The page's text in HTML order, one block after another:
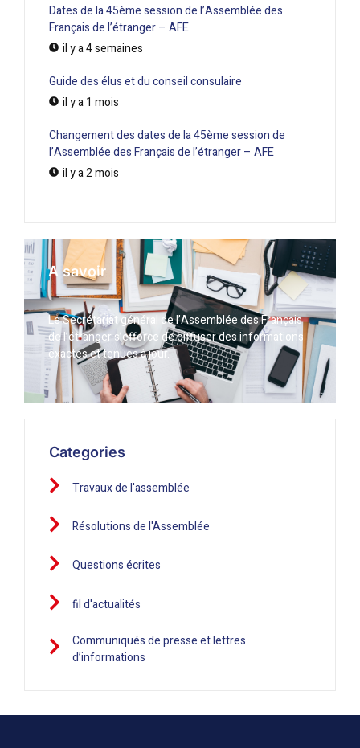
Dates de la 45ème session de l’Assemblée des
Français de l’étranger – AFE
il y a 4 semaines
Guide des élus et du conseil consulaire
il y a 1 mois
Changement des dates de la 45ème session de
l’Assemblée des Français de l’étranger – AFE
il y a 2 mois
A savoir
Le Secrétariat général de l’Assemblée des Français
de l’étranger s’efforce de diffuser des informations
exactes et tenues à jour.
Categories
Travaux de l'assemblée
Résolutions de l'Assemblée
Questions écrites
fil d'actualités
Communiqués de presse et lettres
d’informations